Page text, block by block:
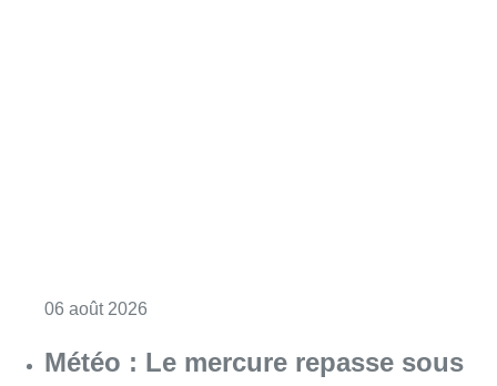
06 août 2026
Météo : Le mercure repasse sous